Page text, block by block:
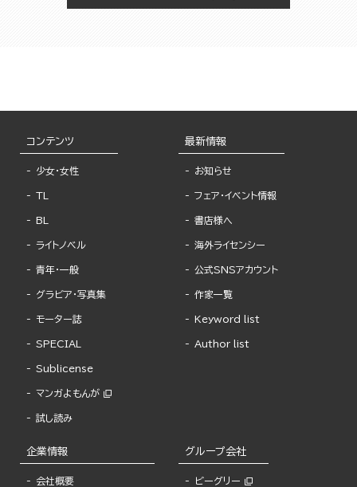
コンテンツ
少女・女性
TL
BL
ライトノベル
青年・一般
グラビア・写真集
モーター誌
SPECIAL
Sublicense
マンガよもんが
試し読み
最新情報
お知らせ
フェア・イベント情報
書店様へ
海外ライセンシー
公式SNSアカウント
作家一覧
Keyword list
Author list
企業情報
会社概要
グループ会社
ビーグリー